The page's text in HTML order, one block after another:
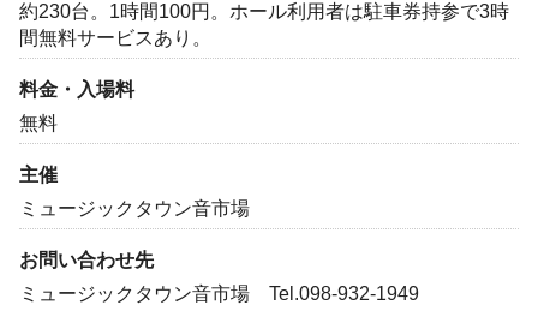
約230台。1時間100円。ホール利用者は駐車券持参で3時
間無料サービスあり。
料金・入場料
無料
主催
ミュージックタウン音市場
お問い合わせ先
ミュージックタウン音市場 Tel.098-932-1949